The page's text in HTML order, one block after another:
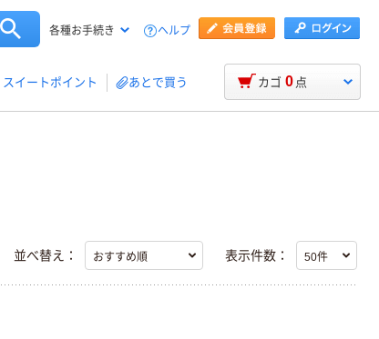
各種お手続き ヘルプ
スイートポイント あとで買う カゴ 0 点
並べ替え： 表示件数：